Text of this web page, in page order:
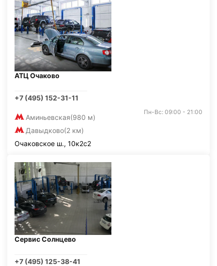
АТЦ Очаково
+7 (495) 152-31-11
Аминьевская(980 м)
Давыдково(2 км)
Пн-Вс: 09:00 - 21:00
Очаковское ш., 10к2с2
Сервис Солнцево
+7 (495) 125-38-41